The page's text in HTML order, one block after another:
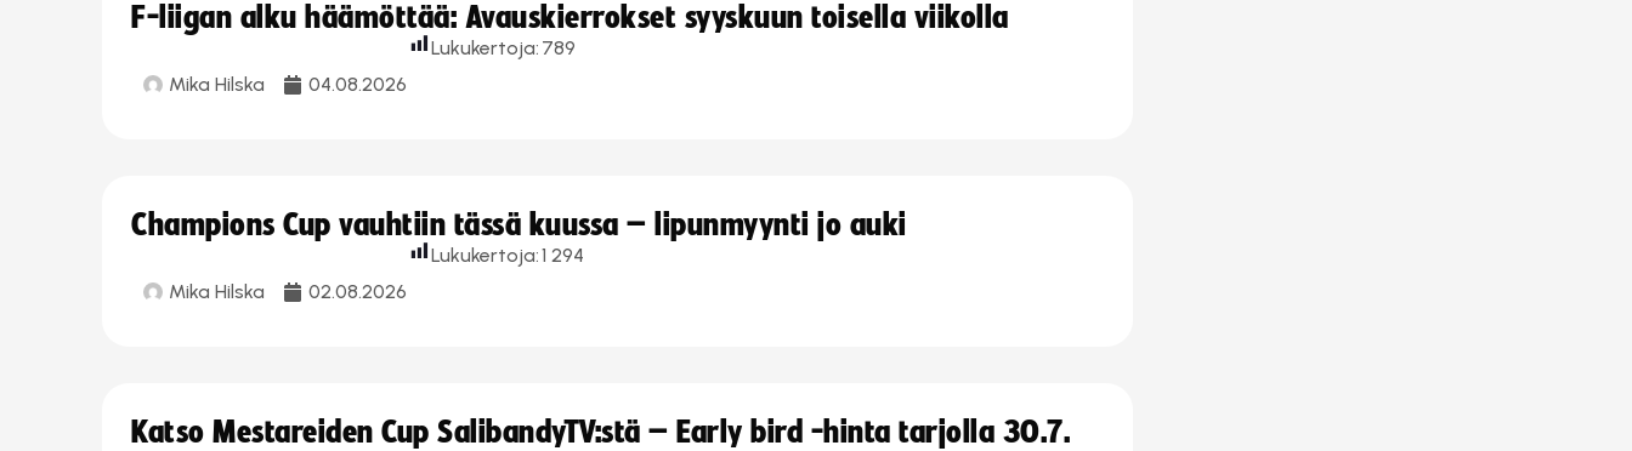
F-liigan alku häämöttää: Avauskierrokset syyskuun toisella viikolla
Mika Hilska 04.08.2026
Lukukertoja: 789
Champions Cup vauhtiin tässä kuussa – lipunmyynti jo auki
Mika Hilska 02.08.2026
Lukukertoja:1 294
Katso Mestareiden Cup SalibandyTV:stä – Early bird -hinta tarjolla 30.7.